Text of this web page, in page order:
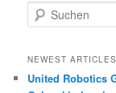
u
h
n
NEWEST ARTICLES
United Robotics